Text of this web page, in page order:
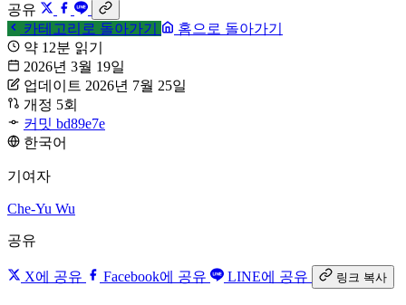
공유
카테고리로 돌아가기
홈으로 돌아가기
약 12분 읽기
2026년 3월 19일
업데이트 2026년 7월 25일
개정 5회
커밋 bd89e7e
한국어
기여자
Che-Yu Wu
공유
X에 공유 Facebook에 공유 LINE에 공유 링크 복사